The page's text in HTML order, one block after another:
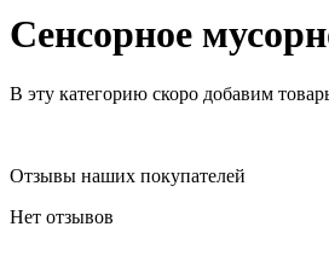
Сенсорное
В эту категорию скоро добавим
Отзывы наших покупателей
Нет отзывов